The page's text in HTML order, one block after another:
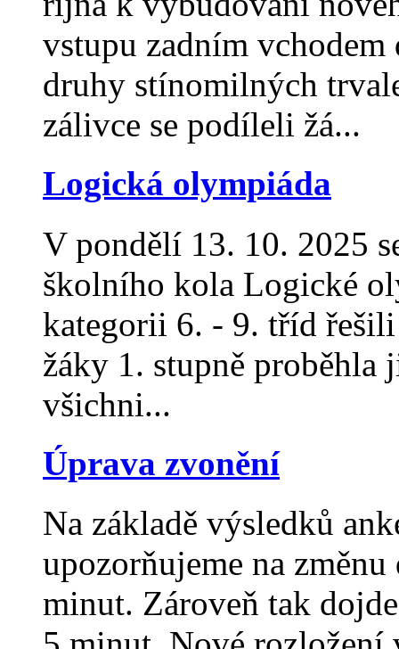
vstupu zadním
druhy stínomilných
zálivce se podíleli žá...
Logická olympiáda
V pondělí 13. 10. 2025
školního kola Logické
kategorii 6. - 9. tříd
žáky 1. stupně
všichni...
Úprava zvonění
Na základě výsledků
upozorňujeme na
minut. Zároveň tak